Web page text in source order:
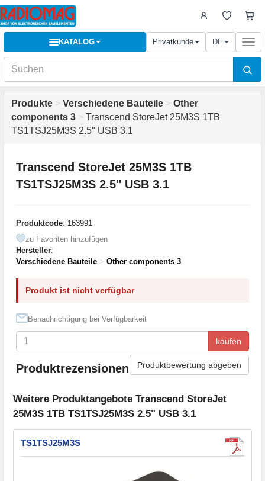
KATALOG Privatkunde DE
Produkte > Verschiedene Bauteile > Other
components 3 > Transcend StoreJet 25M3S 1TB
TS1TSJ25M3S 2.5" USB 3.1
Transcend StoreJet 25M3S 1TB
TS1TSJ25M3S 2.5" USB 3.1
Produktcode: 163991
zu Favoriten hinzufügen
Hersteller:
Verschiedene Bauteile > Other components 3
Produkt ist nicht verfügbar
Benachrichtigung bei Verfügbarkeit
kaufen
Produktrezensionen Produktbewertung abgeben
Weitere Produktangebote Transcend StoreJet
25M3S 1TB TS1TSJ25M3S 2.5" USB 3.1
TS1TSJ25M3S